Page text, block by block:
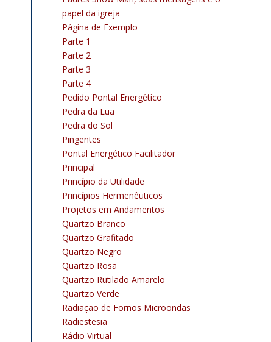
papel da igreja
Página de Exemplo
Parte 1
Parte 2
Parte 3
Parte 4
Pedido Pontal Energético
Pedra da Lua
Pedra do Sol
Pingentes
Pontal Energético Facilitador
Principal
Princípio da Utilidade
Princípios Hermenêuticos
Projetos em Andamentos
Quartzo Branco
Quartzo Grafitado
Quartzo Negro
Quartzo Rosa
Quartzo Rutilado Amarelo
Quartzo Verde
Radiação de Fornos Microondas
Radiestesia
Rádio Virtual